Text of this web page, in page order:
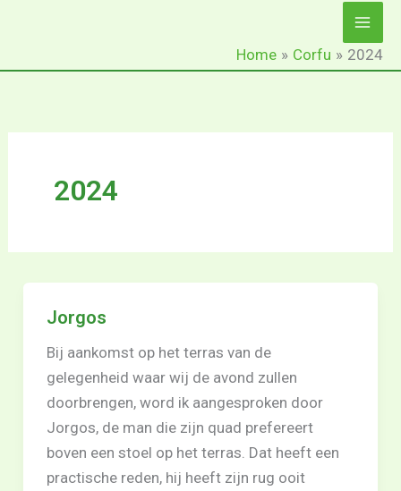
Home Corfu 2024
2024
Jorgos
Bij aankomst op het terras van de
gelegenheid waar wij de avond zullen
doorbrengen, word ik aangesproken door
Jorgos, de man die zijn quad prefereert
boven een stoel op het terras. Dat heeft een
practische reden, hij heeft zijn rug ooit